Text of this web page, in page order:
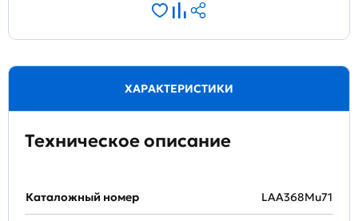
ХАРАКТЕРИСТИКИ
Техническое описание
Каталожный номер LAA368Mu71